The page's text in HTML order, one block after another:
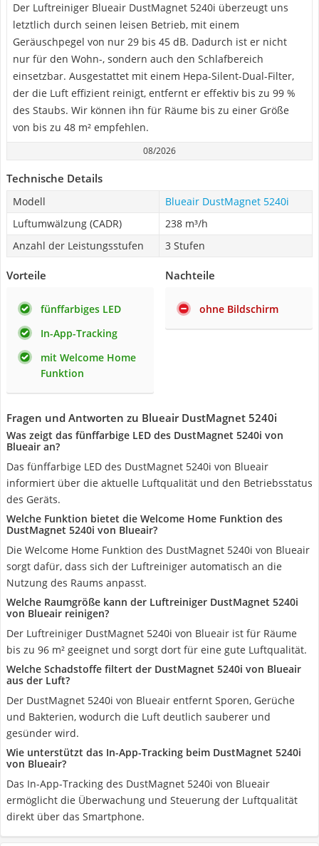
Der Luftreiniger Blueair DustMagnet 5240i überzeugt uns
letztlich durch seinen leisen Betrieb, mit einem
Geräuschpegel von nur 29 bis 45 dB. Dadurch ist er nicht
nur für den Wohn-, sondern auch den Schlafbereich
einsetzbar. Ausgestattet mit einem Hepa-Silent-Dual-Filter,
der die Luft effizient reinigt, entfernt er effektiv bis zu 99 %
des Staubs. Wir können ihn für Räume bis zu einer Größe
von bis zu 48 m² empfehlen.
08/2026
Technische Details
Modell
Blueair DustMagnet 5240i
Luftumwälzung (CADR)
238 m³/h
Anzahl der Leistungsstufen
3 Stufen
Vorteile
fünffarbiges LED
In-App-Tracking
mit Welcome Home
Funktion
Nachteile
ohne Bildschirm
Fragen und Antworten zu Blueair DustMagnet 5240i
Was zeigt das fünffarbige LED des DustMagnet 5240i von
Blueair an?
Das fünffarbige LED des DustMagnet 5240i von Blueair
informiert über die aktuelle Luftqualität und den Betriebsstatus
des Geräts.
Welche Funktion bietet die Welcome Home Funktion des
DustMagnet 5240i von Blueair?
Die Welcome Home Funktion des DustMagnet 5240i von Blueair
sorgt dafür, dass sich der Luftreiniger automatisch an die
Nutzung des Raums anpasst.
Welche Raumgröße kann der Luftreiniger DustMagnet 5240i
von Blueair reinigen?
Der Luftreiniger DustMagnet 5240i von Blueair ist für Räume
bis zu 96 m² geeignet und sorgt dort für eine gute Luftqualität.
Welche Schadstoffe filtert der DustMagnet 5240i von Blueair
aus der Luft?
Der DustMagnet 5240i von Blueair entfernt Sporen, Gerüche
und Bakterien, wodurch die Luft deutlich sauberer und
gesünder wird.
Wie unterstützt das In-App-Tracking beim DustMagnet 5240i
von Blueair?
Das In-App-Tracking des DustMagnet 5240i von Blueair
ermöglicht die Überwachung und Steuerung der Luftqualität
direkt über das Smartphone.